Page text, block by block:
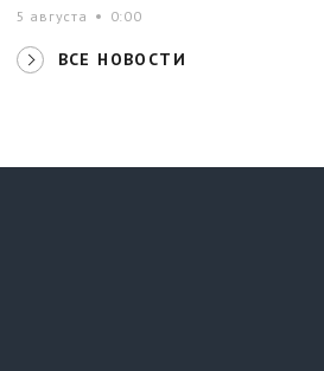
5 августа 0:00
ВСЕ НОВОСТИ